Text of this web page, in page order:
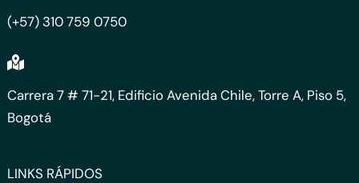
(+57) 310 759 0750
Carrera 7 # 71-21, Edificio Avenida Chile, Torre A, Piso 5,
Bogotá
LINKS RÁPIDOS